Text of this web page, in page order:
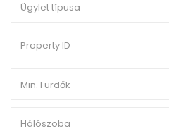
Ügylet típusa
Min. Fürdők
Hálószoba